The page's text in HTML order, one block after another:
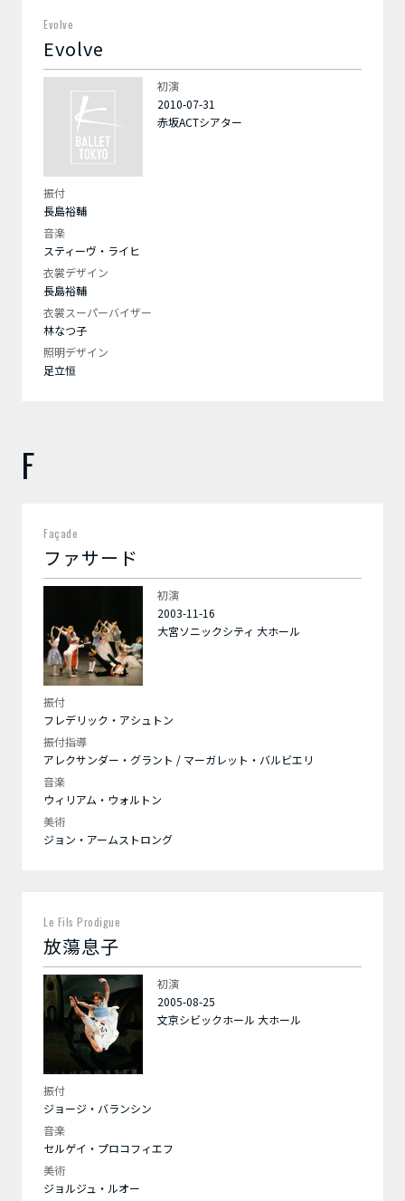
Evolve
Evolve
初演
2010-07-31
赤坂ACTシアター
振付
長島裕輔
音楽
スティーヴ・ライヒ
衣裳デザイン
長島裕輔
衣裳スーパーバイザー
林なつ子
照明デザイン
足立恒
F
Façade
ファサード
初演
2003-11-16
大宮ソニックシティ 大ホール
振付
フレデリック・アシュトン
振付指導
アレクサンダー・グラント / マーガレット・バルビエリ
音楽
ウィリアム・ウォルトン
美術
ジョン・アームストロング
Le Fils Prodigue
放蕩息子
初演
2005-08-25
文京シビックホール 大ホール
振付
ジョージ・バランシン
音楽
セルゲイ・プロコフィエフ
美術
ジョルジュ・ルオー